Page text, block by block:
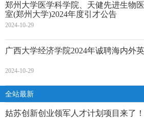
郑州大学医学科学院、天健先进生物
室(郑州大学)2024年度引才公告
2024-10-29
广西大学经济学院2024年诚聘海内外
2024-10-29
全站最新
姑苏创新创业领军人才计划项目来了！